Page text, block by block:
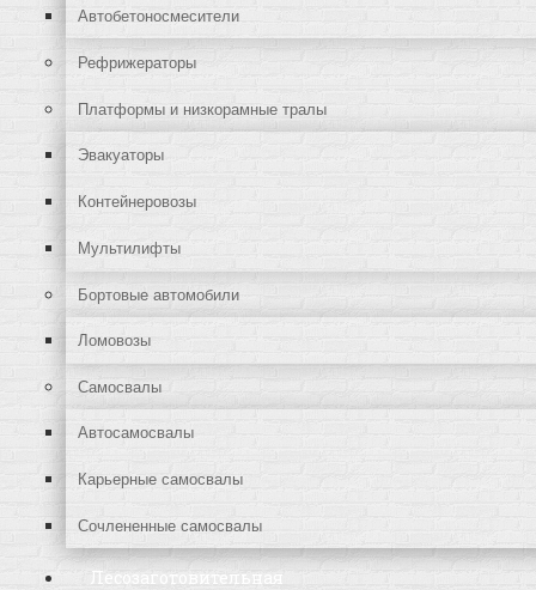
Автобетоносмесители
Рефрижераторы
Платформы и низкорамные тралы
Эвакуаторы
Контейнеровозы
Мультилифты
Бортовые автомобили
Ломовозы
Самосвалы
Автосамосвалы
Карьерные самосвалы
Сочлененные самосвалы
Лесозаготовительная